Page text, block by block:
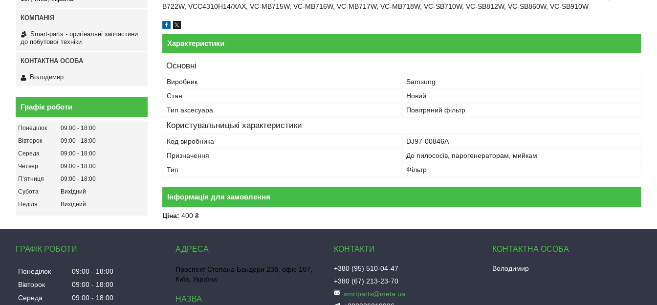
B722W, VCC4310H14/XAX, VC-MB715W, VC-MB716W, VC-MB717W, VC-MB718W, VC-SB710W, VC-SB812W, VC-SB860W, VC-SB910W
Характеристики
Основні
Виробник
Samsung
Стан
Новий
Тип аксесуара
Повітряний фільтр
Користувальницькі характеристики
Код виробника
DJ97-00846A
Призначення
До пилососів, парогенераторам, мийкам
Тип
Фільтр
Інформація для замовлення
Ціна: 400 ₴
Smart-parts - оригінальні запчастини
до побутової техніки
Володимир
Графік роботи
Понеділок 09:00
18:00
Вівторок
09:00
18:00
Середа
09:00
18:00
Четвер
09:00
18:00
Пʼятниця
09:00
18:00
Субота
Вихідний
Неділя
Вихідний
ГРАФІК РОБОТИ
Понеділок 09:00
18:00
Вівторок
09:00
18:00
Середа
09:00 18:00
Проспект Степана Бандери 23б, офіс 107,
Київ, Україна
+380 (95) 510-04-47
+380 (67) 213-23-70
smrtparts@meta.ua
Володимир